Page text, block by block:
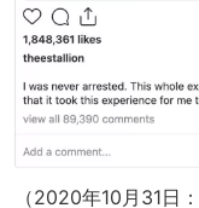
（2020年10月31日